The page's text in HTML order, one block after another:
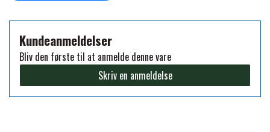
PREMIER EQUINE SADLER
PREMIER EQUINE SADEL TILBEHØR
FORAN EQUINE
GP TACK
HAPPY MOUTH
Kundeanmeldelser
Bliv den første til at anmelde denne vare
Skriv en anmeldelse